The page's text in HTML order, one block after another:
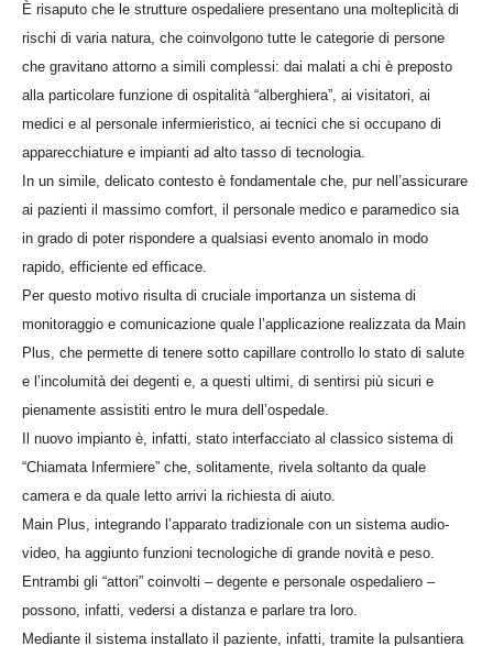
È risaputo che le strutture ospedaliere presentano una molteplicità di
rischi di varia natura, che coinvolgono tutte le categorie di persone
che gravitano attorno a simili complessi: dai malati a chi è preposto
alla particolare funzione di ospitalità “alberghiera”, ai visitatori, ai
medici e al personale infermieristico, ai tecnici che si occupano di
apparecchiature e impianti ad alto tasso di tecnologia.
In un simile, delicato contesto è fondamentale che, pur nell’assicurare
ai pazienti il massimo comfort, il personale medico e paramedico sia
in grado di poter rispondere a qualsiasi evento anomalo in modo
rapido, efficiente ed efficace.
Per questo motivo risulta di cruciale importanza un sistema di
monitoraggio e comunicazione quale l’applicazione realizzata da Main
Plus, che permette di tenere sotto capillare controllo lo stato di salute
e l’incolumità dei degenti e, a questi ultimi, di sentirsi più sicuri e
pienamente assistiti entro le mura dell’ospedale.
Il nuovo impianto è, infatti, stato interfacciato al classico sistema di
“Chiamata Infermiere” che, solitamente, rivela soltanto da quale
camera e da quale letto arrivi la richiesta di aiuto.
Main Plus, integrando l’apparato tradizionale con un sistema audio-
video, ha aggiunto funzioni tecnologiche di grande novità e peso.
Entrambi gli “attori” coinvolti – degente e personale ospedaliero –
possono, infatti, vedersi a distanza e parlare tra loro.
Mediante il sistema installato il paziente, infatti, tramite la pulsantiera